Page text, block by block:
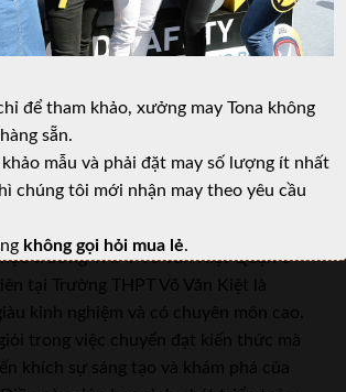
và cơ sở vật chất hiện đại, trường
Kiệt Quận 8 mang đến môi trường học
học sinh. Các phòng học được thiết
và thoáng đãng, giúp các em có không
để tiếp thu kiến thức. Ngoài ra, trường
thí nghiệm khoa học, phòng máy
thư viện đa dạng sách báo để hỗ trợ
của các em.
trường THPT Võ Văn Kiệt Quận 8:
tại Trường THPT Võ Văn Kiệt là
kinh nghiệm và có chuyên môn cao.
trong việc chuyển đạt kiến thức mà
khích sự sáng tạo và khám phá của
để tham khảo, xưởng may Tona không
sẵn.
mẫu và phải đặt may số lượng ít nhất
chúng tôi mới nhận may theo yêu cầu
không gọi hỏi mua lẻ.